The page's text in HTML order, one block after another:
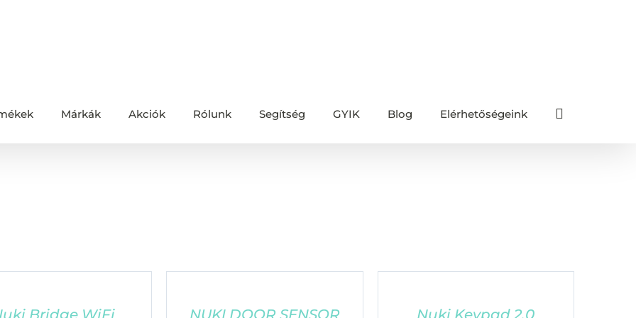
Márkák Akciók Rólunk Segítség GYIK Blog Elérhetőségeink
Bridge WiFi
NUKI DOOR SENSOR
Nuki Keypad 2.0